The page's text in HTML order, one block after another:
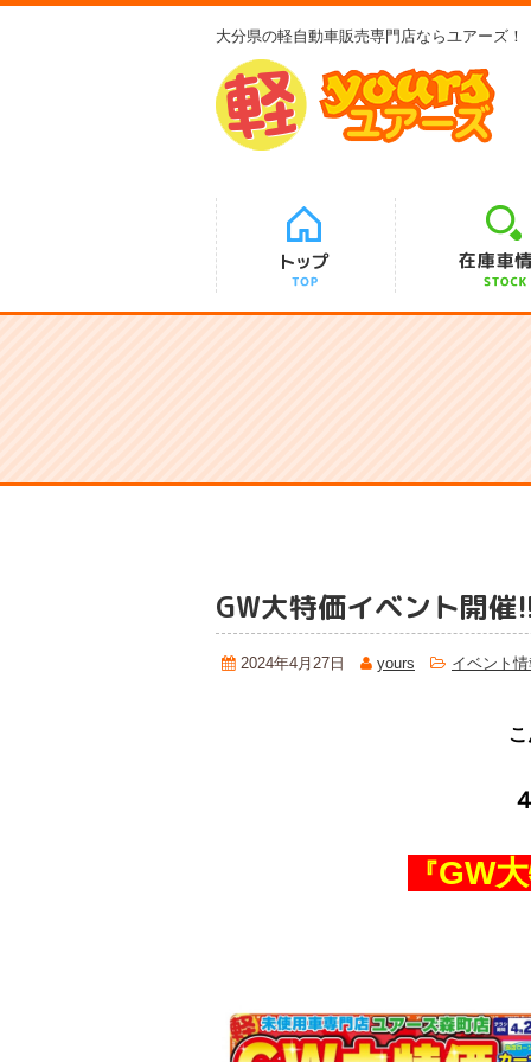
大分県の軽自動車販売専門店ならユアーズ！
GW大特価イベント開催
2024年4月27日 yours イベント
『GW